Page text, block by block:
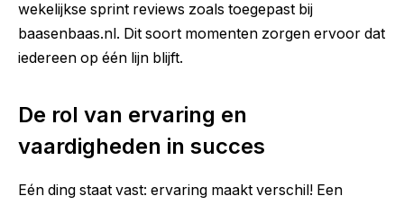
wekelijkse sprint reviews zoals toegepast bij
baasenbaas.nl. Dit soort momenten zorgen ervoor dat
iedereen op één lijn blijft.
De rol van ervaring en
vaardigheden in succes
Eén ding staat vast: ervaring maakt verschil! Een